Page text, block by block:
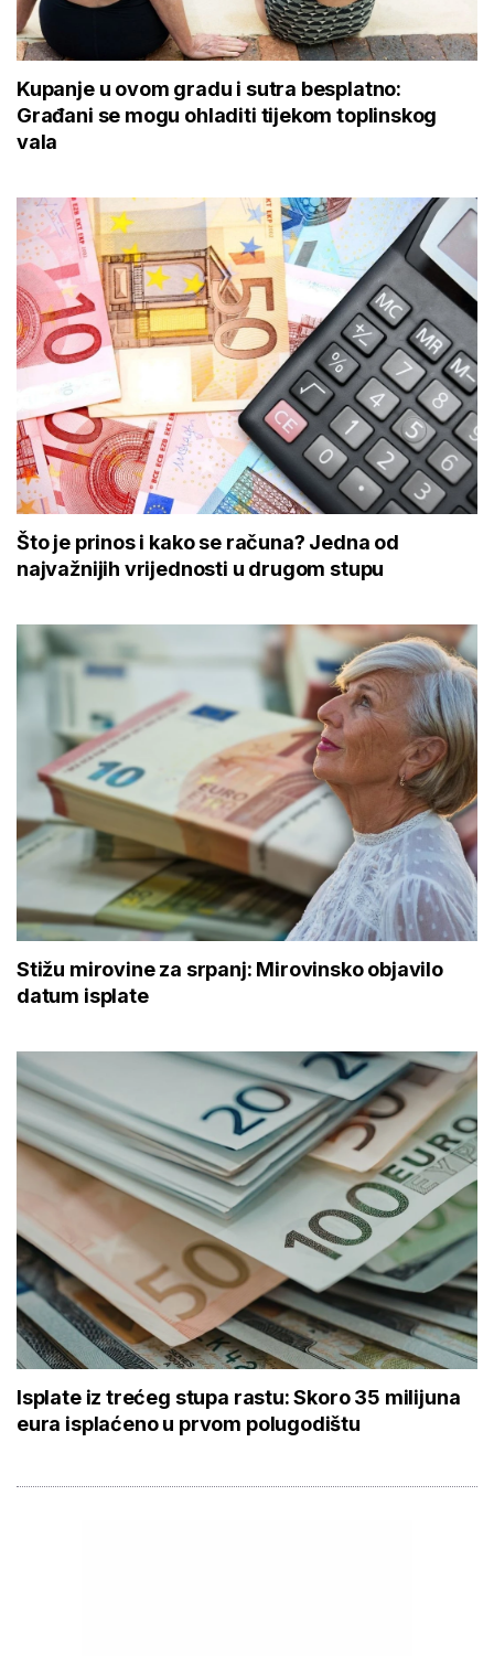
Kupanje u ovom gradu i sutra besplatno:
Građani se mogu ohladiti tijekom toplinskog
vala
Što je prinos i kako se računa? Jedna od
najvažnijih vrijednosti u drugom stupu
Stižu mirovine za srpanj: Mirovinsko objavilo
datum isplate
Isplate iz trećeg stupa rastu: Skoro 35 milijuna
eura isplaćeno u prvom polugodištu